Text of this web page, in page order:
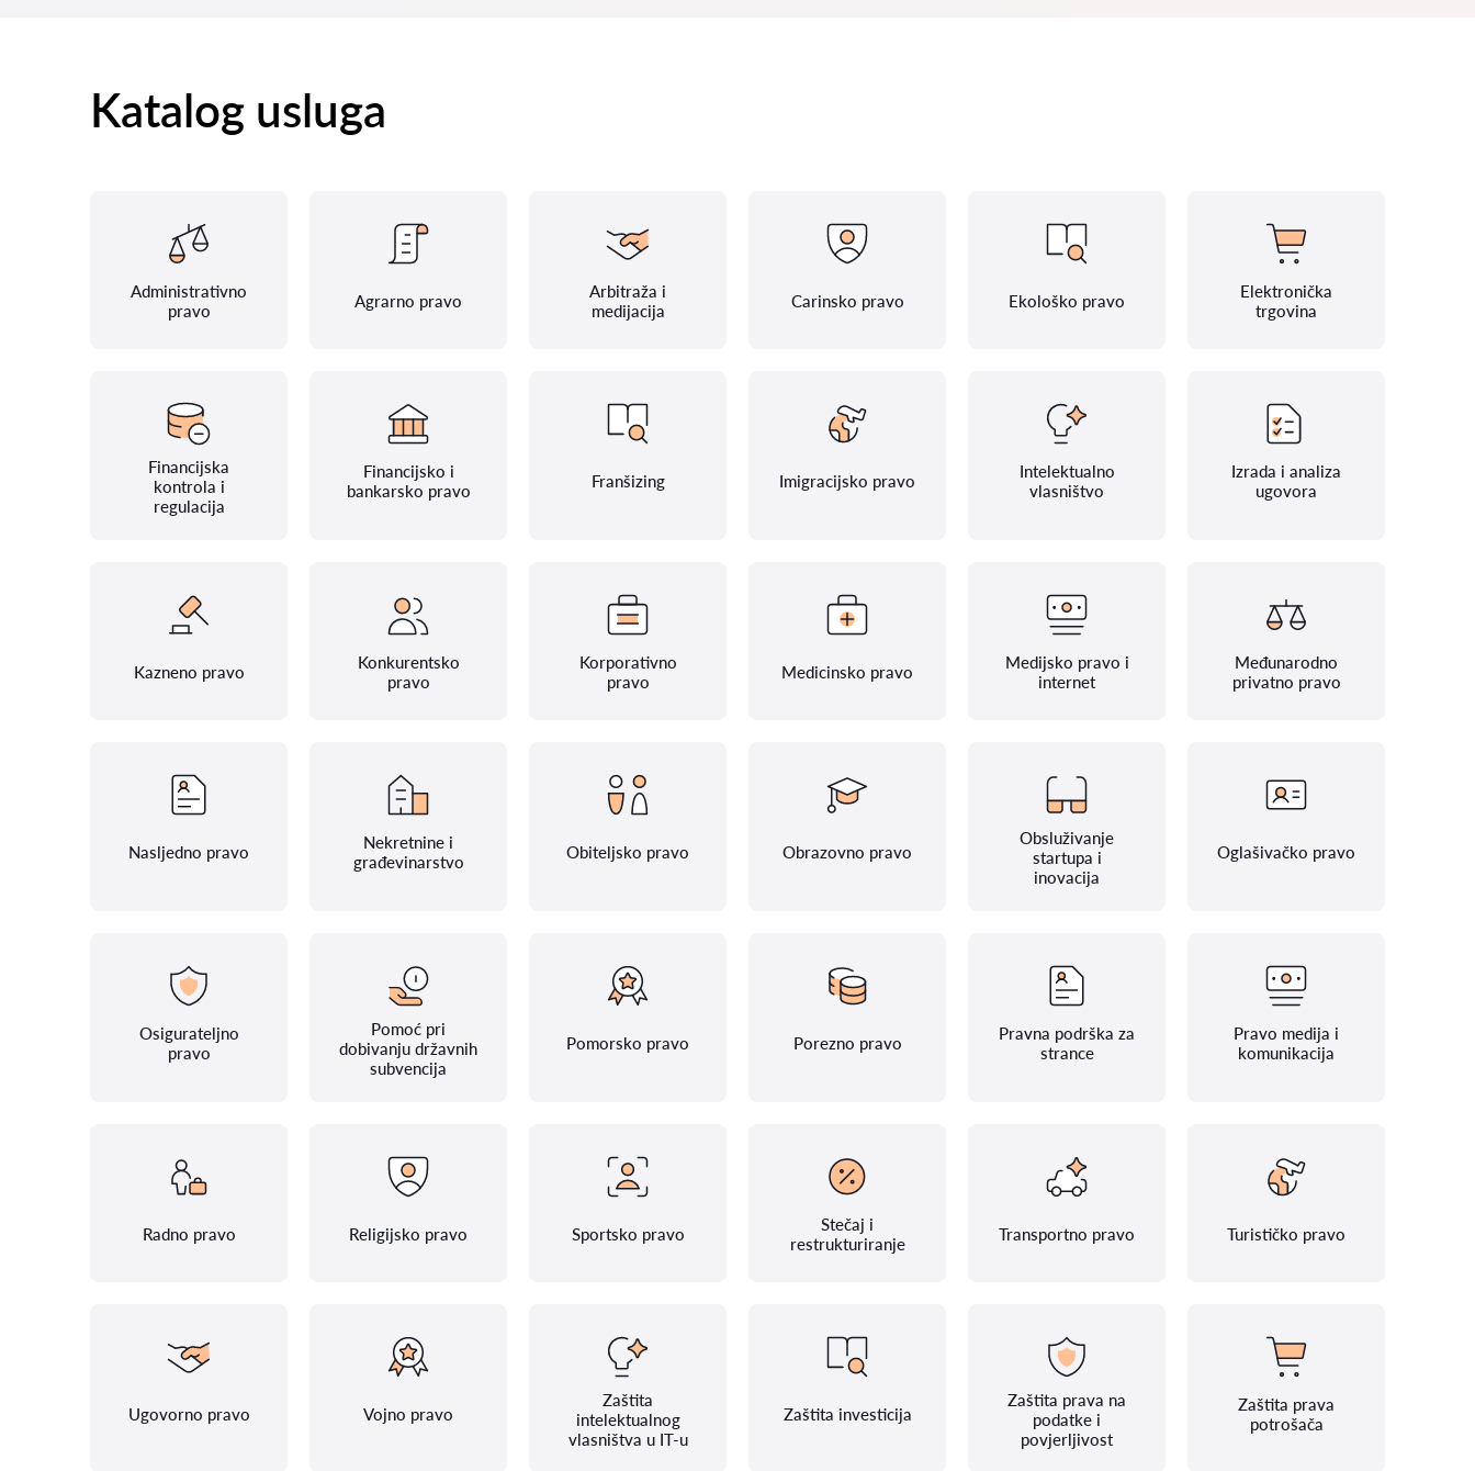
Katalog usluga
Administrativno
pravo
Agrarno pravo
Arbitraža i
medijacija
Carinsko pravo Ekološko pravo
Elektronička
trgovina
Financijska
kontrola i
regulacija
Financijsko i
bankarsko pravo
Franšizing Imigracijsko pravo
Intelektualno
vlasništvo
Izrada i analiza
ugovora
Kazneno pravo
Konkurentsko
pravo
Korporativno
pravo
Medicinsko pravo
Medijsko pravo i
internet
Međunarodno
privatno pravo
Nasljedno pravo
Nekretnine i
građevinarstvo
Obiteljsko pravo Obrazovno pravo
Obsluživanje
startupa i
inovacija
Oglašivačko pravo
Osigurateljno
pravo
Pomoć pri
dobivanju državnih
subvencija
Pomorsko pravo Porezno pravo
Pravna podrška za
strance
Pravo medija i
komunikacija
Radno pravo Religijsko pravo Sportsko pravo
Stečaj i
restrukturiranje
Transportno pravo Turističko pravo
Ugovorno pravo Vojno pravo
Zaštita
intelektualnog
vlasništva u IT-u
Zaštita investicija
Zaštita prava na
podatke i
povjerljivost
Zaštita prava
potrošača